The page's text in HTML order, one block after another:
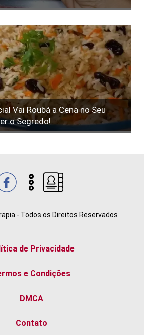
Vai Roubá a Cena no Seu
o Segredo!
- Todos os Direitos Reservados
Contato
DMCA
e Condições
de Privacidade